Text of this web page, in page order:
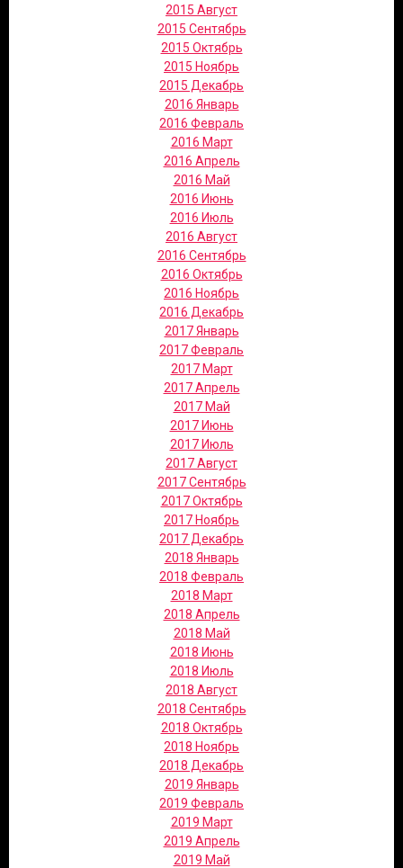
2015 Август
2015 Сентябрь
2015 Октябрь
2015 Ноябрь
2015 Декабрь
2016 Январь
2016 Февраль
2016 Март
2016 Апрель
2016 Май
2016 Июнь
2016 Июль
2016 Август
2016 Сентябрь
2016 Октябрь
2016 Ноябрь
2016 Декабрь
2017 Январь
2017 Февраль
2017 Март
2017 Апрель
2017 Май
2017 Июнь
2017 Июль
2017 Август
2017 Сентябрь
2017 Октябрь
2017 Ноябрь
2017 Декабрь
2018 Январь
2018 Февраль
2018 Март
2018 Апрель
2018 Май
2018 Июнь
2018 Июль
2018 Август
2018 Сентябрь
2018 Октябрь
2018 Ноябрь
2018 Декабрь
2019 Январь
2019 Февраль
2019 Март
2019 Апрель
2019 Май